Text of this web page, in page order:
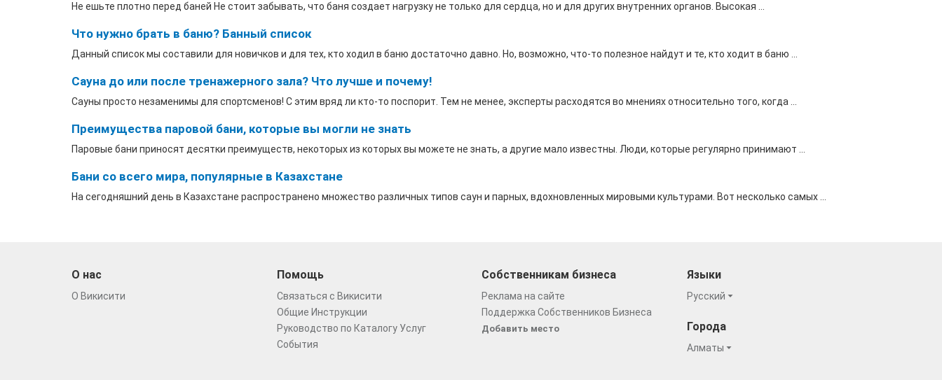
Не ешьте плотно перед баней Не стоит забывать, что баня создает нагрузку не только для сердца, но и для других внутренних органов. Высокая ...
Что нужно брать в баню? Банный список
Данный список мы составили для новичков и для тех, кто ходил в баню достаточно давно. Но, возможно, что-то полезное найдут и те, кто ходит в баню ...
Сауна до или после тренажерного зала? Что лучше и почему!
Сауны просто незаменимы для спортсменов! С этим вряд ли кто-то поспорит. Тем не менее, эксперты расходятся во мнениях относительно того, когда ...
Преимущества паровой бани, которые вы могли не знать
Паровые бани приносят десятки преимуществ, некоторых из которых вы можете не знать, а другие мало известны. Люди, которые регулярно принимают ...
Бани со всего мира, популярные в Казахстане
На сегодняшний день в Казахстане распространено множество различных типов саун и парных, вдохновленных мировыми культурами. Вот несколько самых ...
О нас
О Викисити
Помощь
Связаться с Викисити
Общие Инструкции
Руководство по Каталогу Услуг
События
Собственникам бизнеса
Реклама на сайте
Поддержка Собственников Бизнеса
Добавить место
Языки
Русский
Города
Алматы